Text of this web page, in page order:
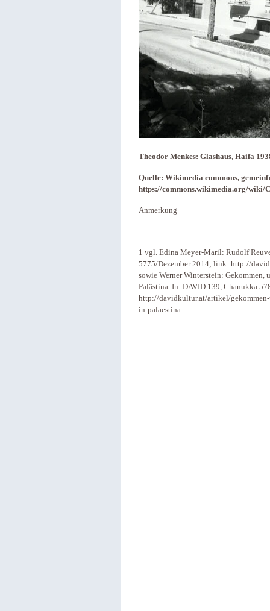
Theodor Menkes: Glashaus, Haifa
Quelle: Wikimedia commons,
https://commons.wikimedia.org/wiki/
Anmerkung
1 vgl. Edina Meyer-Maril: Rudolf
5775/Dezember 2014; link: http://
sowie Werner Winterstein:
Palästina. In: DAVID 139, Chanukka
http://davidkultur.at/artikel/
in-palaestina